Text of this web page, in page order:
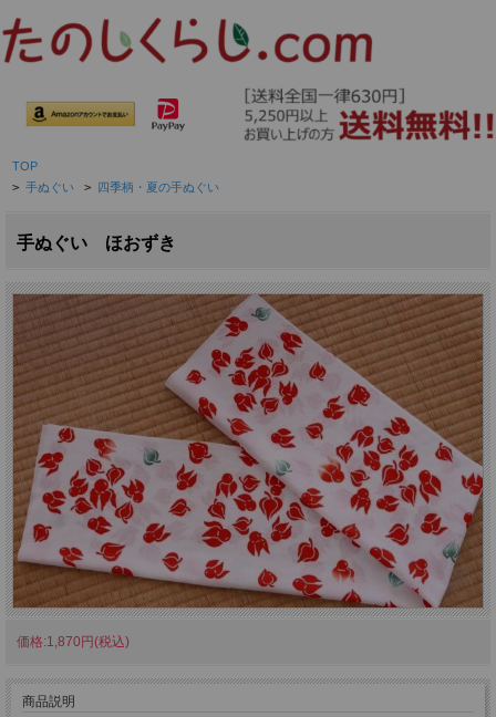
TOP
> 手ぬぐい > 四季柄・夏の手ぬぐい
手ぬぐい ほおずき
価格:1,870円(税込)
商品説明